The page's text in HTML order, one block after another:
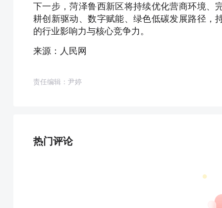
下一步，菏泽鲁西新区将持续优化营商环境、
耕创新驱动、数字赋能、绿色低碳发展路径，
的行业影响力与核心竞争力。
来源：人民网
责任编辑：尹婷
热门评论